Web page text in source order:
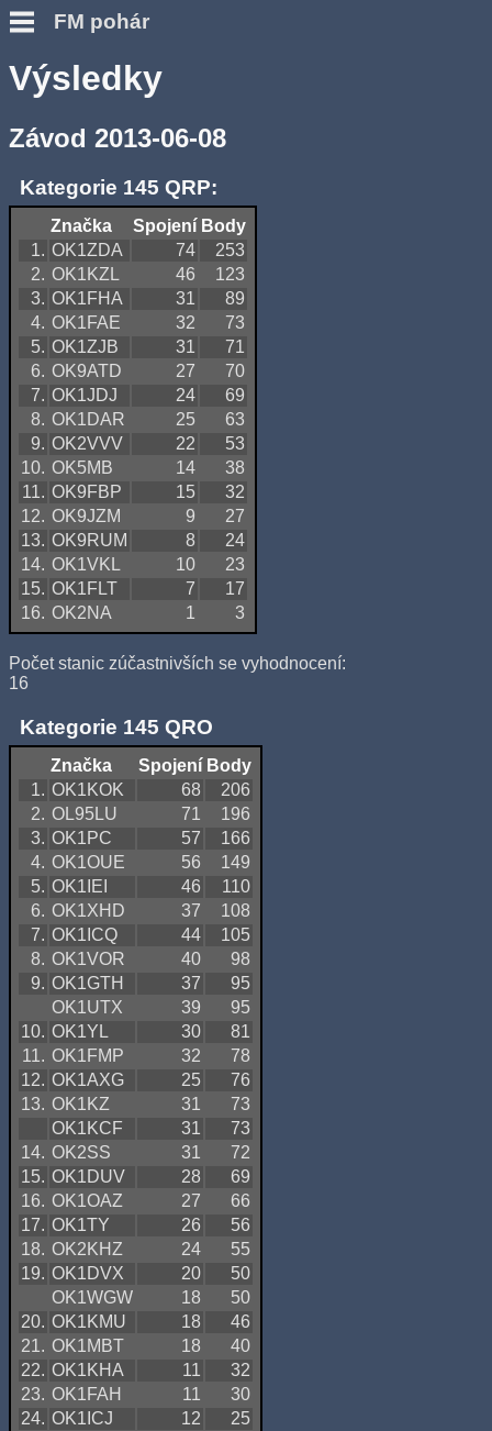
FM pohár
Výsledky
Závod 2013-06-08
Kategorie 145 QRP:
Značka Spojení Body
1. OK1ZDA 74
253
2. OK1KZL 46
123
3. OK1FHA 31
89
4. OK1FAE 32
73
5. OK1ZJB 31
71
6. OK9ATD 27
70
7. OK1JDJ 24
69
8. OK1DAR 25
63
9. OK2VVV 22
53
10. OK5MB 14
38
11. OK9FBP 15
32
12. OK9JZM 9
27
13. OK9RUM 8
24
14. OK1VKL 10
23
15. OK1FLT 7
17
16. OK2NA 1 3
Počet stanic zúčastnivších se vyhodnocení:
16
Kategorie 145 QRO
Značka Spojení Body
1. OK1KOK 68
206
2. OL95LU 71
196
3. OK1PC 57
166
4. OK1OUE 56
149
5. OK1IEI 46
110
6. OK1XHD 37
108
7. OK1ICQ 44
105
8. OK1VOR 40
98
9. OK1GTH 37
95
OK1UTX
39
95
10. OK1YL 30
81
11. OK1FMP 32
78
12. OK1AXG 25
76
13. OK1KZ 31
73
OK1KCF
31
73
14. OK2SS 31
72
15. OK1DUV 28
69
16. OK1OAZ 27
66
17. OK1TY 26
56
18. OK2KHZ 24
55
19. OK1DVX 20
50
OK1WGW
18
50
20. OK1KMU 18
46
21. OK1MBT 18
40
22. OK1KHA 11
32
23. OK1FAH 11
30
24. OK1ICJ 12
25